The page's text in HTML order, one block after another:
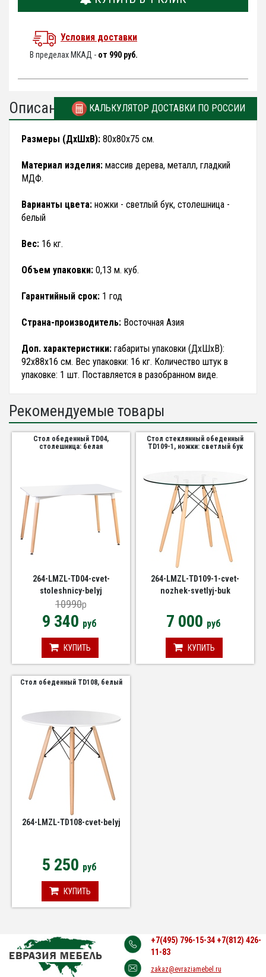
Условия доставки
В пределах МКАД - от 990 руб.
Описание КАЛЬКУЛЯТОР ДОСТАВКИ ПО РОССИИ
Размеры (ДхШхВ): 80х80х75 см.
Материал изделия: массив дерева, металл, гладкий
МДФ.
Варианты цвета: ножки - светлый бук, столешница -
белый
Вес: 16 кг.
Объем упаковки: 0,13 м. куб.
Гарантийный срок: 1 год
Страна-производитель: Восточная Азия
Доп. характеристики: габариты упаковки (ДхШхВ):
92х88х16 см. Вес упаковки: 16 кг. Количество штук в
упаковке: 1 шт. Поставляется в разобранном виде.
Рекомендуемые товары
Стол обеденный TD04,
столешница: белая
264-LMZL-TD04-cvet-
stoleshnicy-belyj
10990p
9 340 руб
КУПИТЬ
Стол стеклянный обеденный
TD109-1, ножки: светлый бук
264-LMZL-TD109-1-cvet-
nozhek-svetlyj-buk
7 000 руб
КУПИТЬ
Стол обеденный TD108, белый
264-LMZL-TD108-cvet-belyj
5 250 руб
КУПИТЬ
+7(495) 796-15-34 +7(812) 426-
11-83
zakaz@evraziamebel.ru